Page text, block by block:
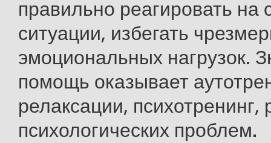
правильно реагировать на
ситуации, избегать
эмоциональных нагрузок.
помощь оказывает
релаксации,
психологических проблем.